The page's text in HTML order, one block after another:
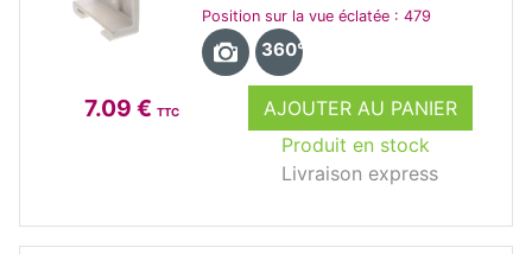
7.09 € TTC
AJOUTER AU PANIER
Produit en stock
Livraison express
Position sur la vue éclatée : 479
360°